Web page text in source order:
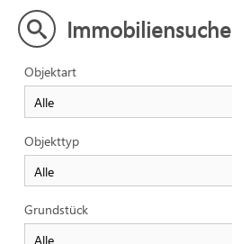
Immobiliensuche
Objektart
Objekttyp
Grundstück